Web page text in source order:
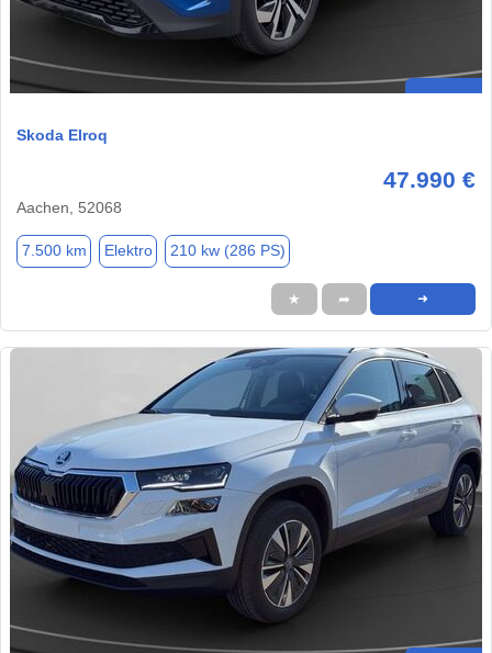
Skoda Elroq
47.990 €
Aachen, 52068
7.500 km Elektro 210 kw (286 PS)
★ ➦ ➜